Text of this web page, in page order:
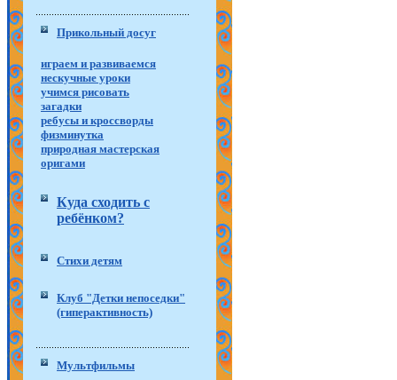
Прикольный досуг
играем и развиваемся
нескучные уроки
учимся рисовать
загадки
ребусы и кроссворды
физминутка
природная мастерская
оригами
Куда сходить с
ребёнком?
Стихи детям
Клуб "Детки непоседки"
(гиперактивность)
Мультфильмы